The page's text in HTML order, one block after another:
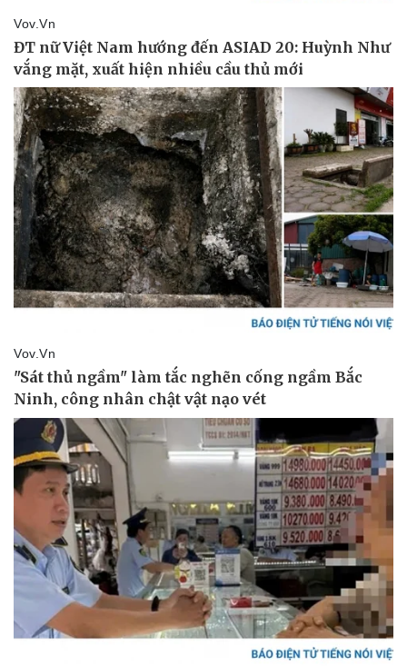
Thể thao
Bóng đá
Lịch thi đấu bóng đá
Thế giới thể thao
Ô tô - Xe máy
Ô tô
Xe máy
Tư vấn